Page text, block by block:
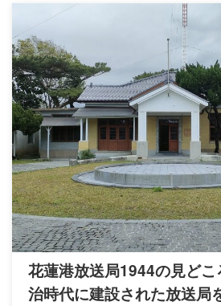
花蓮港放送局1944の見ど
治時代に建設された放送局